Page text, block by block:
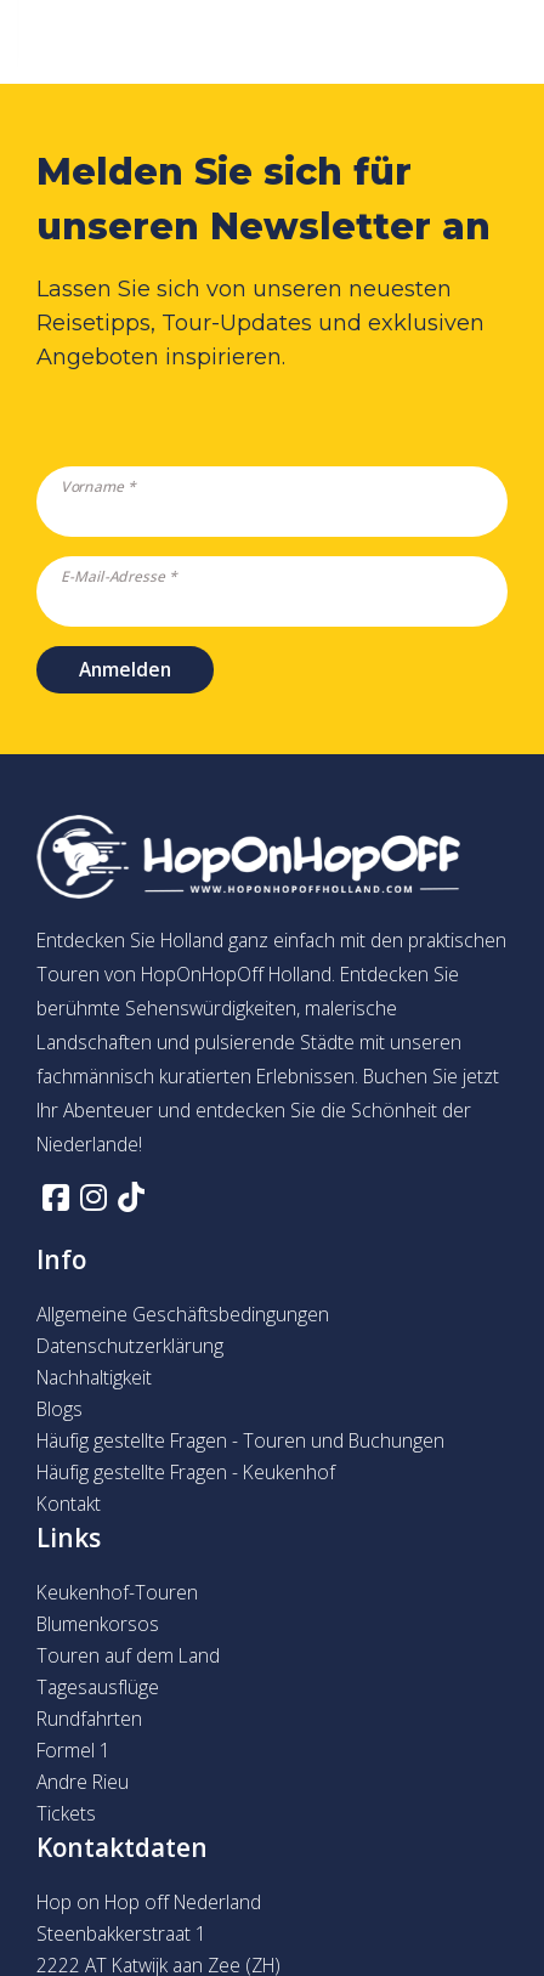
Melden Sie sich für
unseren Newsletter an
Lassen Sie sich von unseren neuesten
Reisetipps, Tour-Updates und exklusiven
Angeboten inspirieren.
Vorname *
E-Mail-Adresse *
Anmelden
Entdecken Sie Holland ganz einfach mit den praktischen
Touren von HopOnHopOff Holland. Entdecken Sie
berühmte Sehenswürdigkeiten, malerische
Landschaften und pulsierende Städte mit unseren
fachmännisch kuratierten Erlebnissen. Buchen Sie jetzt
Ihr Abenteuer und entdecken Sie die Schönheit der
Niederlande!
Info
Allgemeine Geschäftsbedingungen
Datenschutzerklärung
Nachhaltigkeit
Blogs
Häufig gestellte Fragen - Touren und Buchungen
Häufig gestellte Fragen - Keukenhof
Kontakt
Links
Keukenhof-Touren
Blumenkorsos
Touren auf dem Land
Tagesausflüge
Rundfahrten
Formel 1
Andre Rieu
Tickets
Kontaktdaten
Hop on Hop off Nederland
Steenbakkerstraat 1
2222 AT Katwijk aan Zee (ZH)